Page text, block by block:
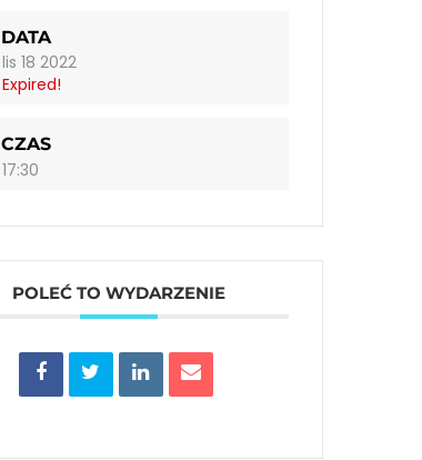
DATA
lis 18 2022
Expired!
CZAS
17:30
POLEĆ TO WYDARZENIE